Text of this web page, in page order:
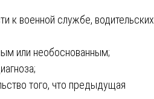
к военной службе, водительских
или необоснованным;
того, что предыдущая